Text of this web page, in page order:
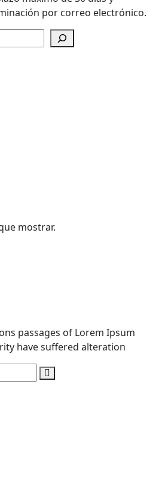
por correo electrónico.
mostrar.
passages of Lorem Ipsum
have suffered alteration